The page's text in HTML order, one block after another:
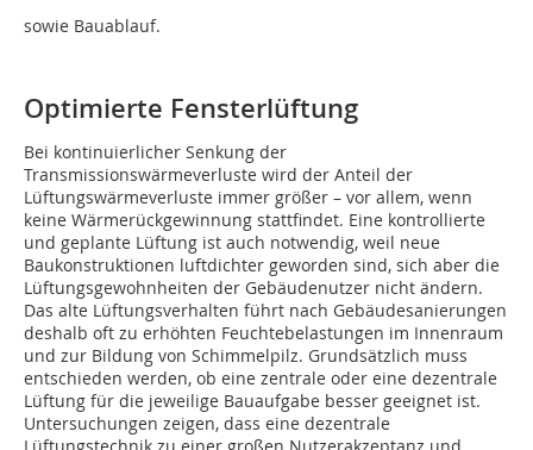
sowie Bauablauf.
Optimierte Fensterlüftung
Bei kontinuierlicher Senkung der
Transmissionswärmeverluste wird der Anteil der
Lüftungswärmeverluste immer größer – vor allem, wenn
keine Wärmerückgewinnung stattfindet. Eine kontrollierte
und geplante Lüftung ist auch notwendig, weil neue
Baukonstruktionen luftdichter geworden sind, sich aber die
Lüftungsgewohnheiten der Gebäudenutzer nicht ändern.
Das alte Lüftungsverhalten führt nach Gebäudesanierungen
deshalb oft zu erhöhten Feuchtebelastungen im Innenraum
und zur Bildung von Schimmelpilz. Grundsätzlich muss
entschieden werden, ob eine zentrale oder eine dezentrale
Lüftung für die jeweilige Bauaufgabe besser geeignet ist.
Untersuchungen zeigen, dass eine dezentrale